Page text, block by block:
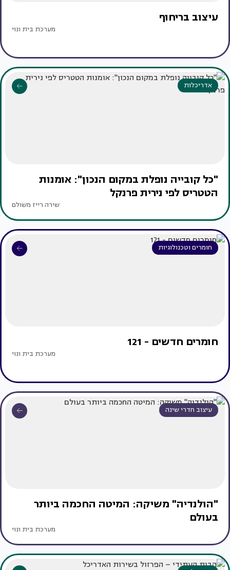
עיצוב בריחוף
מערכת בית ונוי
אדריכלות
"כל קובייה נופלת במקום הנכון": אומנות
הטטריס לפי נירית פרנקל
שירה רייז משולם
חומרים וטכנולוגיות
חומרים חדשים - 121
מערכת בית ונוי
עיצוב חדרי שינה
"הולנדיה" משיקה: המיטה החכמה ביותר
בעולם
מערכת בית ונוי